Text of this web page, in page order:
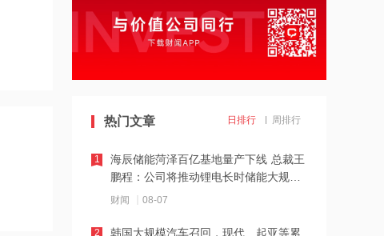
19:41
泽连斯基：美国将每月向乌克兰提供“爱
国者”拦截导弹
18:28
伊朗革命卫队：重开海峡需美国接受伊
朗条件
18:20
热门文章 日排行 周排行
海辰储能菏泽百亿基地量产下线 总裁王
鹏程：公司将推动锂电长时储能大规模
交付
财闻 08-07
1
韩国大规模汽车召回，现代、起亚等累
2